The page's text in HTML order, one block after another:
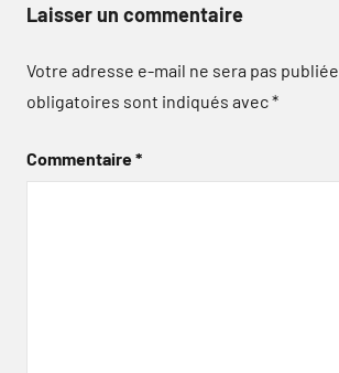
Laisser un commentaire
Votre adresse e-mail ne sera pas publiée.
obligatoires sont indiqués avec*
Commentaire*